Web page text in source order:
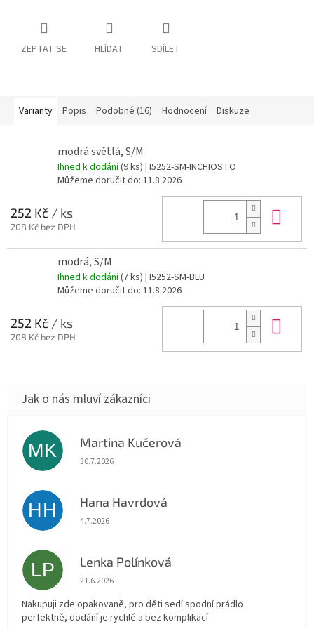
ZEPTAT SE HLÍDAT SDÍLET
Varianty Popis Podobné (16) Hodnocení Diskuze
modrá světlá, S/M
Ihned k dodání(9 ks) | I5252-SM-INCHIOSTO
Můžeme doručit do: 11.8.2026
252 Kč / ks
208 Kč bez DPH
modrá, S/M
Ihned k dodání(7 ks) | I5252-SM-BLU
Můžeme doručit do: 11.8.2026
252 Kč / ks
208 Kč bez DPH
MK Martina Kučerová
Hodnocení obchodu je 5 z 5 hvězdiček.
30.7.2026
HH Hana Havrdová
Hodnocení obchodu je 5 z 5 hvězdiček.
4.7.2026
LP Lenka Polínková
Hodnocení obchodu je 5 z 5 hvězdiček.
21.6.2026
Nakupuji zde opakovaně, pro děti sedí spodní prádlo
perfektně, dodání je rychlé a bez komplikací